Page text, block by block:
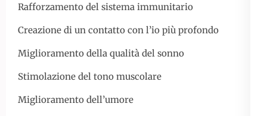
Rafforzamento del sistema immunitario
Creazione di un contatto con l’io più profondo
Miglioramento della qualità del sonno
Stimolazione del tono muscolare
Miglioramento dell’umore